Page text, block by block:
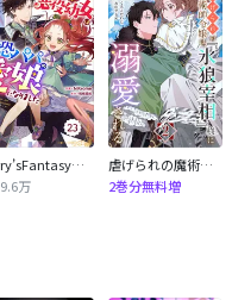
Berry’sFantasy転生悪役幼女は最恐パパの愛娘になりました
9.6万
虐げられの魔術師令嬢は、『氷狼宰相』様に溺愛される【単話】
2巻分無料増